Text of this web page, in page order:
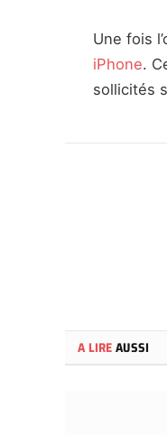
Une fois
iPhone.
sollicités
A LIREAUSSI